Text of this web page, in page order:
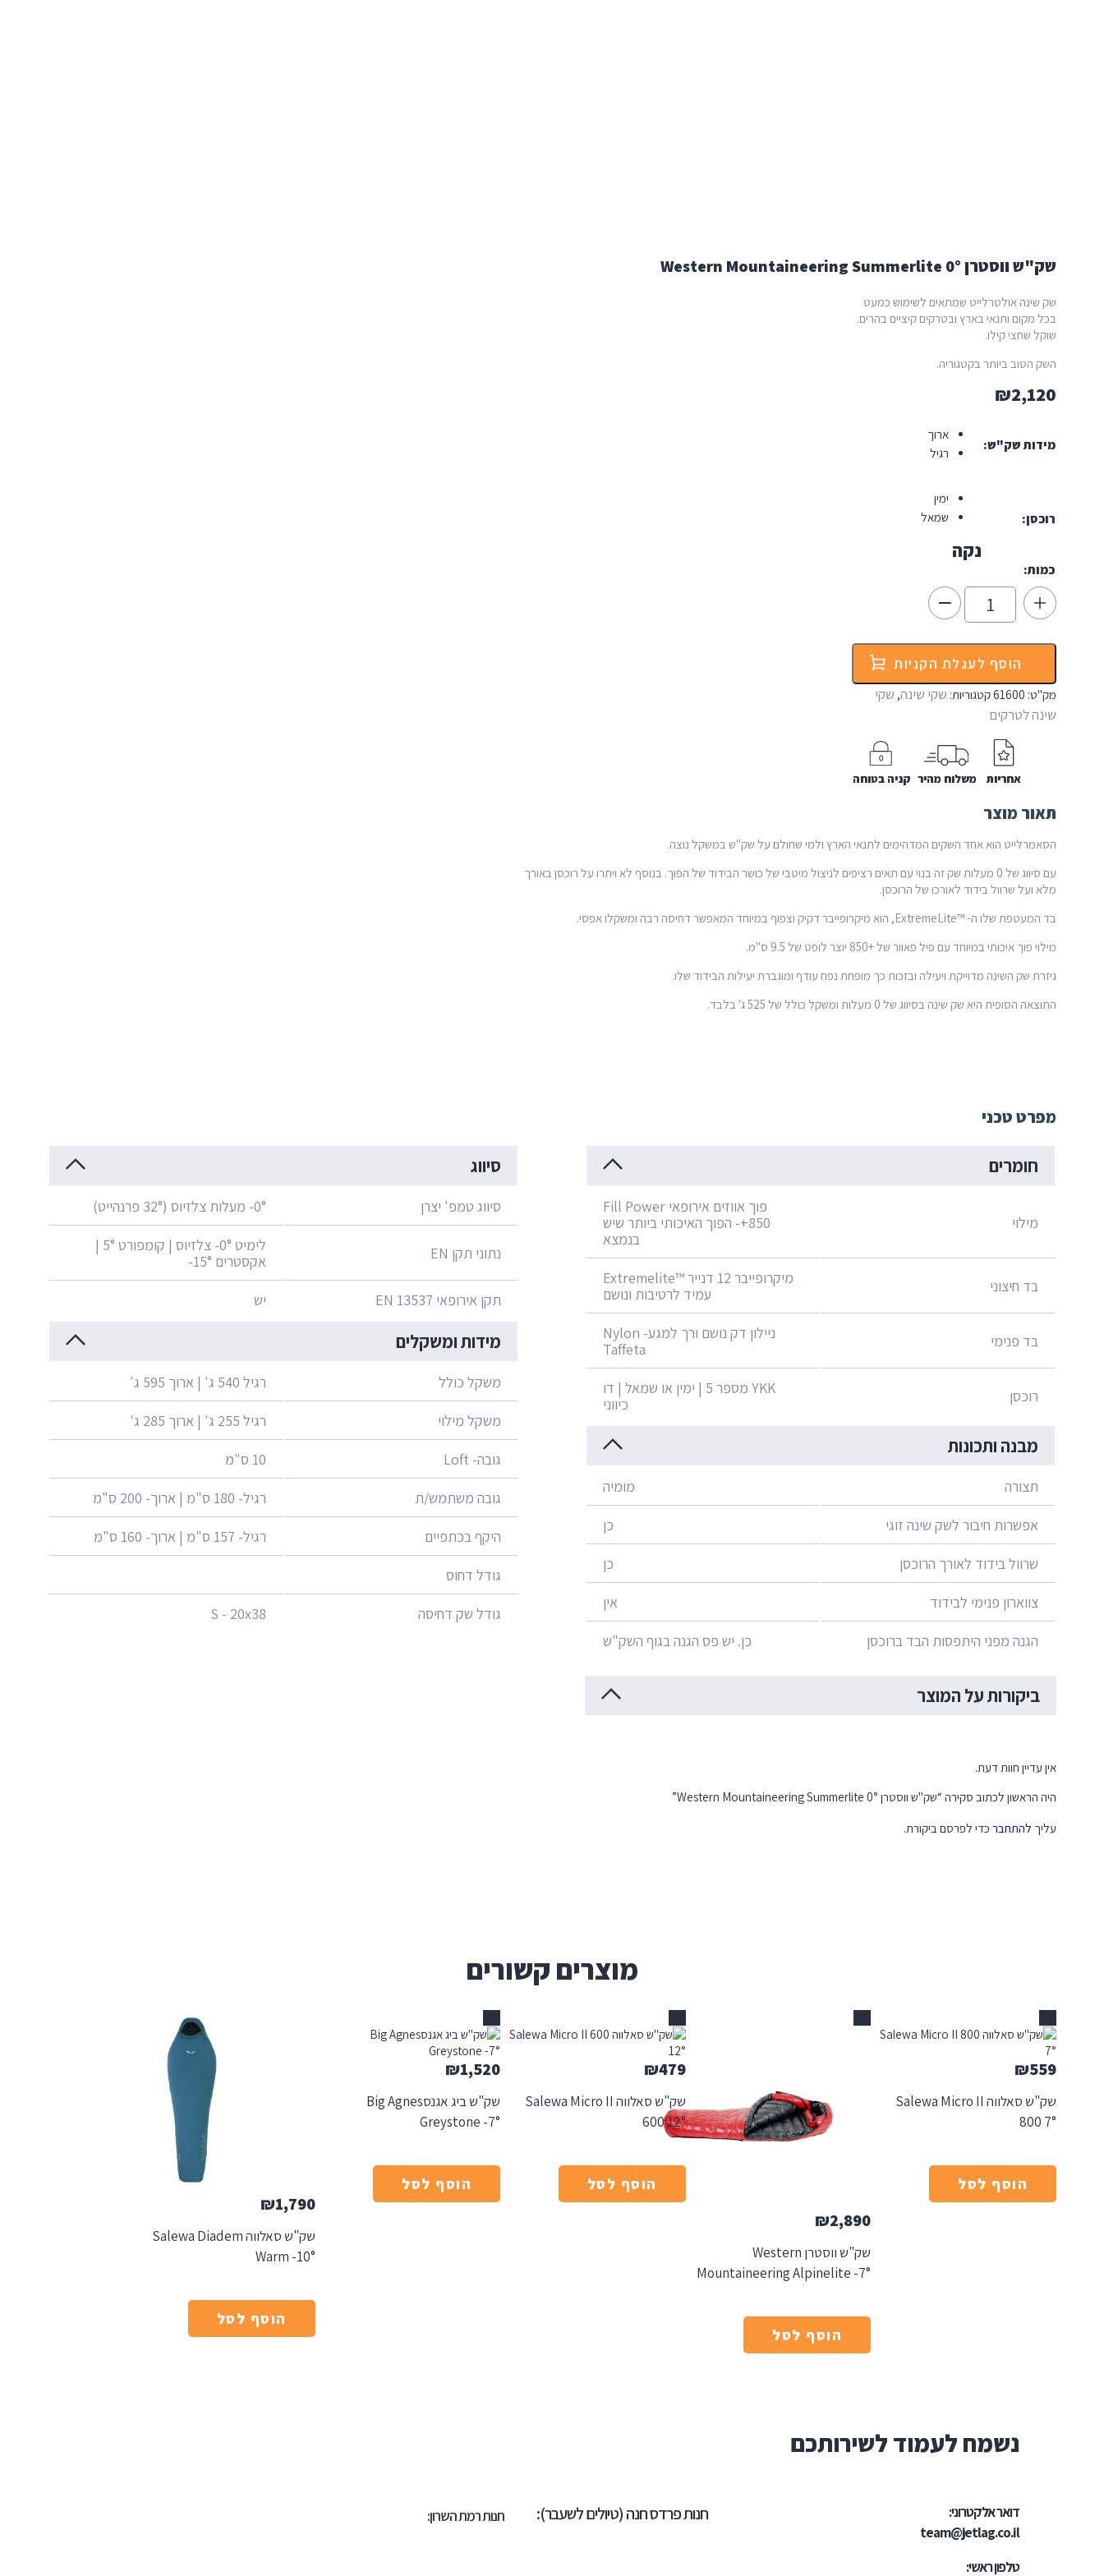
שק"ש ווסטרן Western Mountaineering Summerlite 0°
שק שינה אולטרלייט שמתאים לשימוש כמעט
בכל מקום ותנאי בארץ ובטרקים קיציים בהרים.
שוקל שחצי קילו.
השק הטוב ביותר בקטגוריה.
₪2,120
מידות שק"ש
ארוך
רגיל
רוכסן
ימין
שמאל
נקה
כמות:
כמות
של
ווסטרן
Western
Mountaineering
Summerlite
0°
הוסף לעגלת הקניות
מק"ט: 61600קטגוריות: שקי שינה, שקי
שינה לטרקים
אחריות משלוח מהיר קניה בטוחה
תאור מוצר
הסאמרלייט הוא אחד השקים המדהימים לתנאי הארץ ולמי שחולם על שק"ש במשקל נוצה.
עם סיווג של 0 מעלות שק זה בנוי עם תאים רציפים לניצול מיטבי של כושר הבידוד של הפוך. בנוסף לא ויתרו על רוכסן באורך
מלא ועל שרוול בידוד לאורכו של הרוכסן.
בד המעטפת שלו ה- ™ExtremeLite, הוא מיקרופייבר דקיק וצפוף במיוחד המאפשר דחיסה רבה ומשקלו אפסי.
מילוי פוך איכותי במיוחד עם פיל פאוור של +850 יוצר לופט של 9.5 ס"מ.
גיזרת שק השינה מדוייקת ויעילה ובזכות כך מופחת נפח עודף ומוגברת יעילות הבידוד שלו.
התוצאה הסופית היא שק שינה בסיווג של 0 מעלות ומשקל כולל של 525 ג' בלבד.
מפרט טכני
חומרים
מילוי
פוך אווזים אירופאי Fill Power
+850- הפוך האיכותי ביותר שיש
בנמצא
בד חיצוני
מיקרופייבר 12 דנייר ™Extremelite
עמיד לרטיבות ונושם
בד פנימי
ניילון דק נושם ורך למגע- Nylon
Taffeta
רוכסן
YKK מספר 5 | ימין או שמאל | דו
כיווני
מבנה ותכונות
תצורה מומיה
אפשרות חיבור לשק שינה זוגי כן
שרוול בידוד לאורך הרוכסן כן
צווארון פנימי לבידוד אין
הגנה מפני היתפסות הבד ברוכסן כן. יש פס הגנה בגוף השק"ש
ביקורות על המוצר
אין עדיין חוות דעת.
היה הראשון לכתוב סקירה “שק"ש ווסטרן Western Mountaineering Summerlite 0°”
עליך להתחבר כדי לפרסם ביקורת.
סיווג
סיווג טמפ' יצרן 0°- מעלות צלזיוס (32° פרנהייט)
נתוני תקן EN
לימיט 0°- צלזיוס | קומפורט 5° |
אקסטרים 15°-
תקן אירופאי EN 13537 יש
מידות ומשקלים
משקל כולל רגיל 540 ג' | ארוך 595 ג'
משקל מילוי רגיל 255 ג' | ארוך 285 ג'
גובה- Loft 10 ס"מ
גובה משתמש/ת רגיל- 180 ס"מ | ארוך- 200 ס"מ
היקף בכתפיים רגיל- 157 ס"מ | ארוך- 160 ס"מ
גודל דחוס
גודל שק דחיסה S - 20x38
מוצרים קשורים
₪559
שק"ש סאלווה Salewa Micro II
800 7°
הוסף לסל
₪2,890
שק"ש ווסטרן Western
Mountaineering Alpinelite -7°
הוסף לסל
₪479
שק"ש סאלווה Salewa Micro II
600 12°
הוסף לסל
₪1,520
שק"ש ביג אגנסBig Agnes
Greystone -7°
הוסף לסל
₪1,790
שק"ש סאלווה Salewa Diadem
Warm -10°
הוסף לסל
נשמח לעמוד לשירותכם
דואר אלקטרוני:
team@jetlag.co.il
טלפון ראשי:
חנות פרדס חנה (טיולים לשעבר): חנות רמת השרון: